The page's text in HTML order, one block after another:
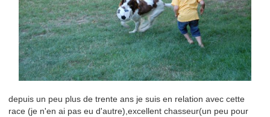
depuis un peu plus de trente ans je suis en relation avec cette
race (je n'en ai pas eu d'autre),excellent chasseur(un peu pour